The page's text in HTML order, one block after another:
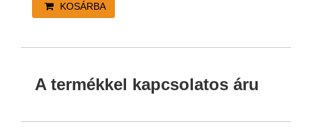
KOSÁRBA
A termékkel kapcsolatos áru